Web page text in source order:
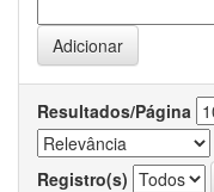
Resultados/Página
Registro(s)